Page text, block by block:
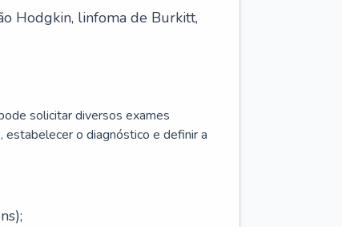
Hodgkin, linfoma de Burkitt,
solicitar diversos exames
o diagnóstico e definir a